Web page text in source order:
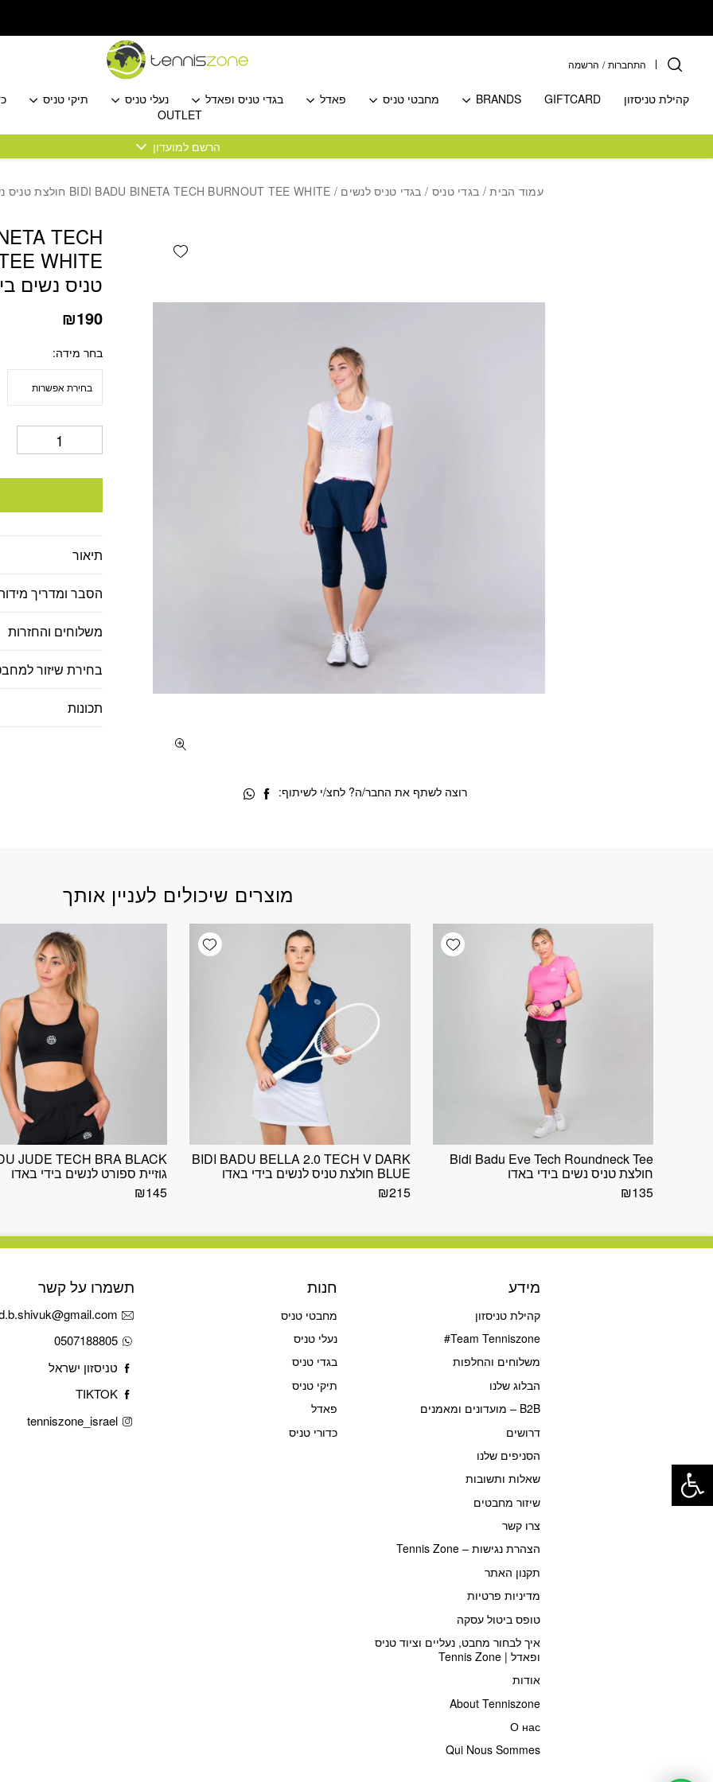
התחברות / הרשמה
קהילת טניסזון GIFTCARD
BRANDS מחבטי טניס פאדל בגדי טניס ופאדל נעלי טניס תיקי טניס
OUTLET
הרשם למועדון
עמוד הבית/ בגדי טניס / בגדי טניס לנשים / BIDI BADU BINETA TECH BURNOUT TEE WHITE חולצת טניס נשים בידי באדו
TECH
טניס נשים
₪190
בחר מידה
תיאור
הסבר ומדריך
משלוחים והחזרות
בחירת שיזור
תכונות
Add wishlist
רוצה לשתף את החבר/ה? לחצ/י לשיתוף:
מוצרים שיכולים לעניין אותך
Add wishlist
Bidi Badu Eve Tech Roundneck Tee
חולצת טניס נשים בידי באדו
₪135
Add wishlist
BIDI BADU BELLA 2.0 TECH V DARK
BLUE חולצת טניס לנשים בידי באדו
₪215
JUDE TECH BRA BLACK
גוזיית ספורט לנשים בידי באדו
₪145
מידע
קהילת טניסזון
Team Tenniszone#
משלוחים והחלפות
הבלוג שלנו
B2B – מועדונים ומאמנים
דרושים
הסניפים שלנו
שאלות ותשובות
שיזור מחבטים
צרו קשר
הצהרת נגישות – Tennis Zone
תקנון האתר
מדיניות פרטיות
טופס ביטול עסקה
איך לבחור מחבט, נעליים וציוד טניס
ופאדל | Tennis Zone
אודות
About Tenniszone
О нас
Qui Nous Sommes
חנות
מחבטי טניס
נעלי טניס
בגדי טניס
תיקי טניס
פאדל
כדורי טניס
תשמרו על קשר
0507188805
טניסזון ישראל
TIKTOK
tenniszone_israel
פתח סרגל נגישות